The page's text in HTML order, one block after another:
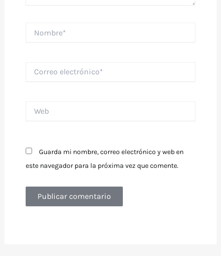
electrónico*
Guarda mi nombre, correo electrónico y web en
este navegador para la próxima vez que comente.